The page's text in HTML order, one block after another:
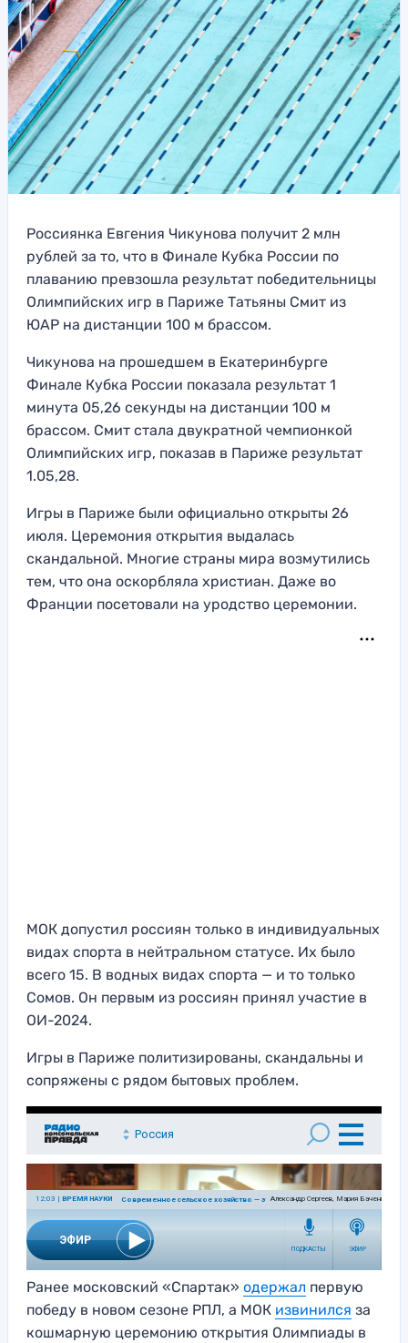
Россиянка Евгения Чикунова получит 2 млн
рублей за то, что в Финале Кубка России по
плаванию превзошла результат победительницы
Олимпийских игр в Париже Татьяны Смит из
ЮАР на дистанции 100 м брассом.
Чикунова на прошедшем в Екатеринбурге
Финале Кубка России показала результат 1
минута 05,26 секунды на дистанции 100 м
брассом. Смит стала двукратной чемпионкой
Олимпийских игр, показав в Париже результат
1.05,28.
Игры в Париже были официально открыты 26
июля. Церемония открытия выдалась
скандальной. Многие страны мира возмутились
тем, что она оскорбляла христиан. Даже во
Франции посетовали на уродство церемонии.
МОК допустил россиян только в индивидуальных
видах спорта в нейтральном статусе. Их было
всего 15. В водных видах спорта — и то только
Сомов. Он первым из россиян принял участие в
ОИ-2024.
Игры в Париже политизированы, скандальны и
сопряжены с рядом бытовых проблем.
Ранее московский «Спартак» одержал первую
победу в новом сезоне РПЛ, а МОК извинился за
кошмарную церемонию открытия Олимпиады в